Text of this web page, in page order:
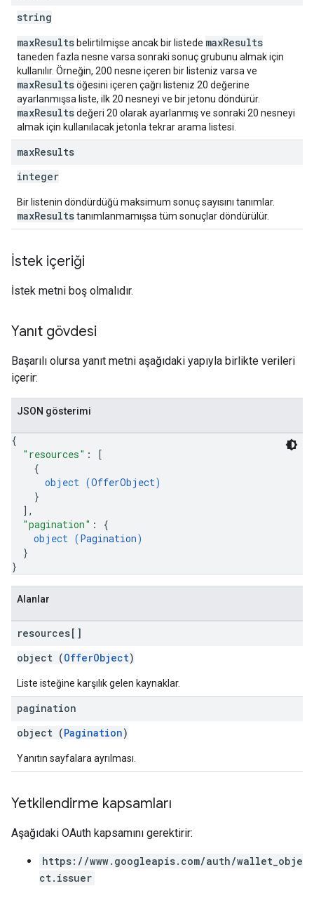
string
maxResults belirtilmişse ancak bir listede maxResults
taneden fazla nesne varsa sonraki sonuç grubunu almak için
kullanılır. Örneğin, 200 nesne içeren bir listeniz varsa ve
maxResultsöğesini içeren çağrı listeniz 20 değerine
ayarlanmışsa liste, ilk 20 nesneyi ve bir jetonu döndürür.
maxResultsdeğeri 20 olarak ayarlanmış ve sonraki 20 nesneyi
almak için kullanılacak jetonla tekrar arama listesi.
maxResults
integer
Bir listenin döndürdüğü maksimum sonuç sayısını tanımlar.
maxResultstanımlanmamışsa tüm sonuçlar döndürülür.
İstek içeriği
İstek metni boş olmalıdır.
Yanıt gövdesi
Başarılı olursa yanıt metni aşağıdaki yapıyla birlikte verileri
içerir:
JSON gösterimi
{
"resources" :
[
{
object (OfferObject)
}
] ,
"pagination" : {
object (Pagination)
}
}
Alanlar
resources[]
object (OfferObject)
Liste isteğine karşılık gelen kaynaklar.
pagination
object (Pagination)
Yanıtın sayfalara ayrılması.
Yetkilendirme kapsamları
Aşağıdaki OAuth kapsamını gerektirir:
https://www.googleapis.com/auth/wallet_obje
ct.issuer